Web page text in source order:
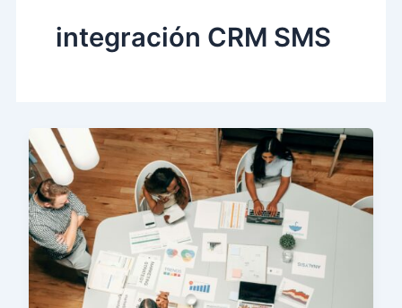
integración CRM SMS